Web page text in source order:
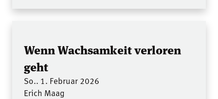
Wenn Wachsamkeit verloren
geht
So.. 1. Februar 2026
Erich Maag